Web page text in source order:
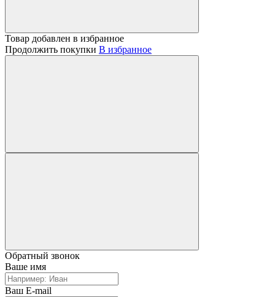
Товар добавлен в избранное
Продолжить покупки В избранное
Обратный звонок
Ваше имя
Ваш E-mail